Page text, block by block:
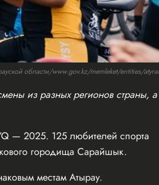
области/www.gov.kz/memleket/entities/
из разных регионов страны, а
— 2025. 125 любителей спорта
городища Сарайшык.
местам Атырау.